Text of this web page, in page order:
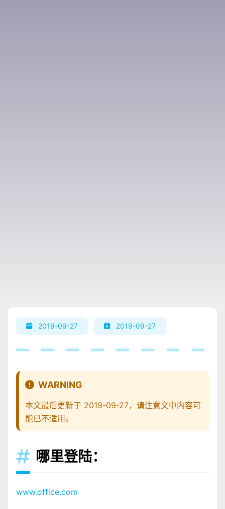
2019-09-27 2019-09-27
WARNING
本文最后更新于 2019-09-27，请注意文中内容可
能已不适用。
 哪里登陆：
www.office.com